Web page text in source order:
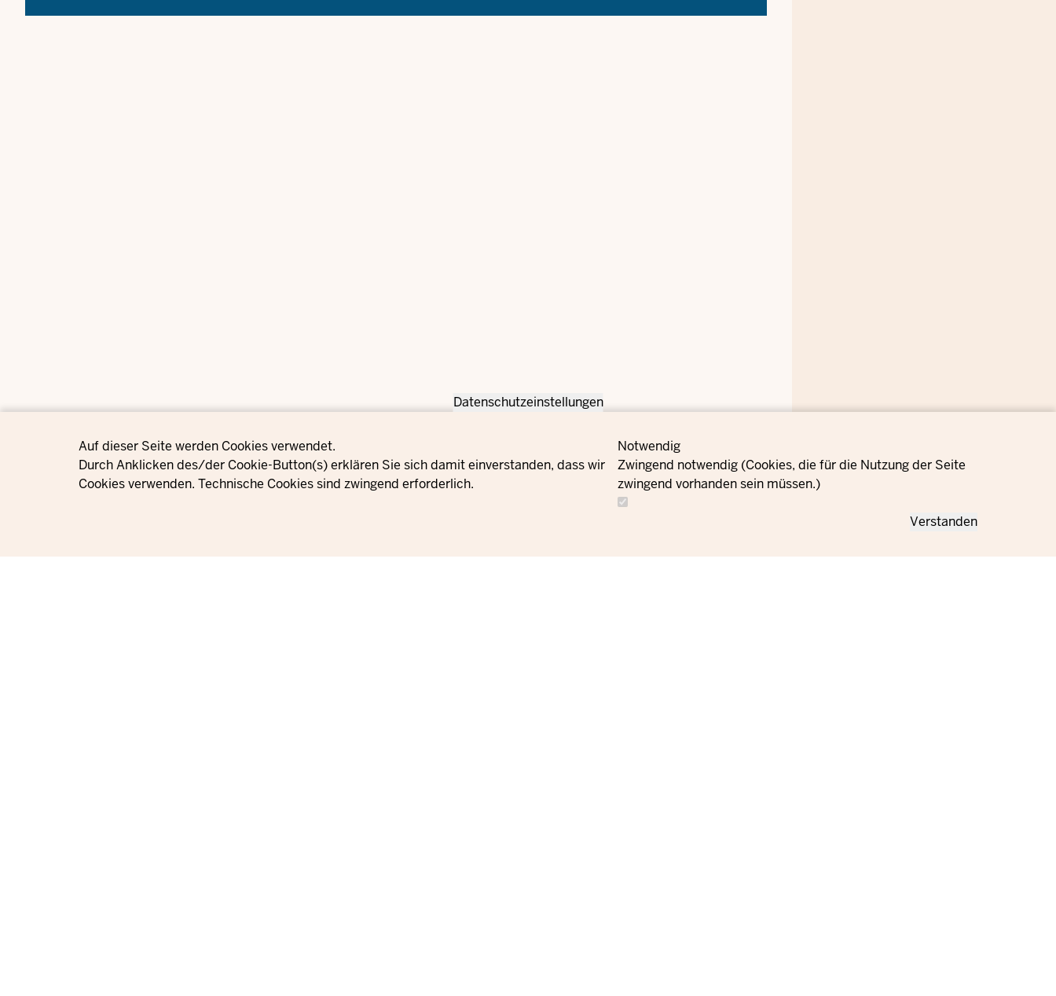
Privacy settings
Datenschutzeinstellungen
Auf dieser Seite werden Cookies verwendet.
Durch Anklicken des/der Cookie-Button(s) erklären Sie sich damit einverstanden, dass wir
Cookies verwenden. Technische Cookies sind zwingend erforderlich.
Notwendig
Zwingend notwendig (Cookies, die für die Nutzung der Seite
zwingend vorhanden sein müssen.)
Verstanden